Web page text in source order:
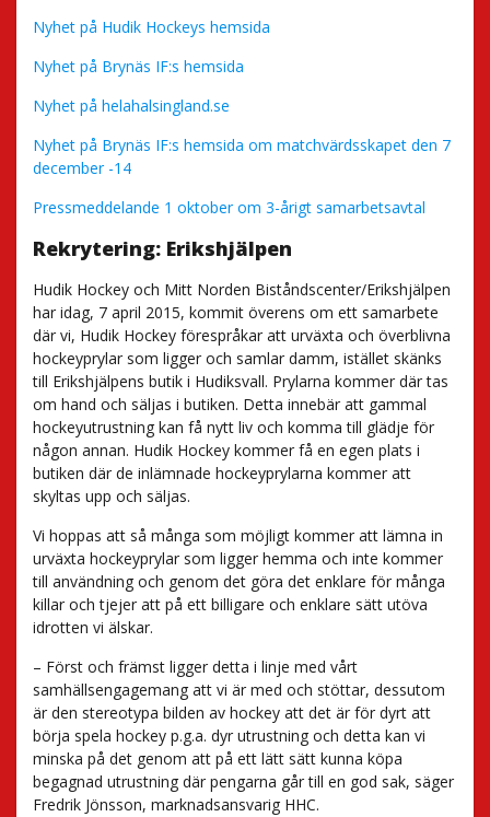
Nyhet på Hudik Hockeys hemsida
Nyhet på Brynäs IF:s hemsida
Nyhet på helahalsingland.se
Nyhet på Brynäs IF:s hemsida om matchvärdsskapet den 7
december -14
Pressmeddelande 1 oktober om 3-årigt samarbetsavtal
Rekrytering: Erikshjälpen
Hudik Hockey och Mitt Norden Biståndscenter/Erikshjälpen
har idag, 7 april 2015, kommit överens om ett samarbete
där vi, Hudik Hockey förespråkar att urväxta och överblivna
hockeyprylar som ligger och samlar damm, istället skänks
till Erikshjälpens butik i Hudiksvall. Prylarna kommer där tas
om hand och säljas i butiken. Detta innebär att gammal
hockeyutrustning kan få nytt liv och komma till glädje för
någon annan. Hudik Hockey kommer få en egen plats i
butiken där de inlämnade hockeyprylarna kommer att
skyltas upp och säljas.
Vi hoppas att så många som möjligt kommer att lämna in
urväxta hockeyprylar som ligger hemma och inte kommer
till användning och genom det göra det enklare för många
killar och tjejer att på ett billigare och enklare sätt utöva
idrotten vi älskar.
– Först och främst ligger detta i linje med vårt
samhällsengagemang att vi är med och stöttar, dessutom
är den stereotypa bilden av hockey att det är för dyrt att
börja spela hockey p.g.a. dyr utrustning och detta kan vi
minska på det genom att på ett lätt sätt kunna köpa
begagnad utrustning där pengarna går till en god sak, säger
Fredrik Jönsson, marknadsansvarig HHC.